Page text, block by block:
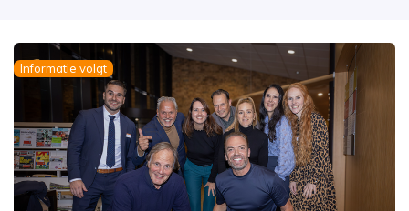
Informatie volgt